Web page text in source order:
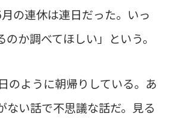
の連休は連日だった。いっ
か調べてほしい」という。
のように朝帰りしている。あ
ない話で不思議な話だ。見る